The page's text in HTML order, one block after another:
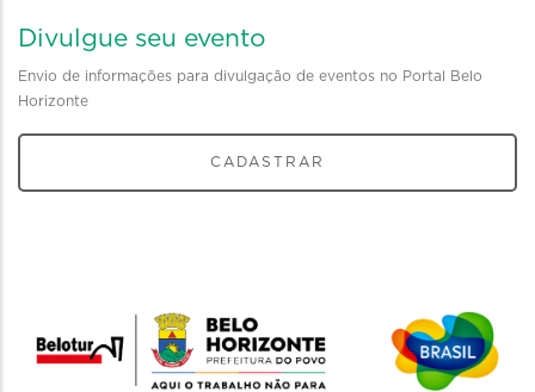
Divulgue seu evento
Envio de informações para divulgação de eventos no Portal Belo
Horizonte
CADASTRAR